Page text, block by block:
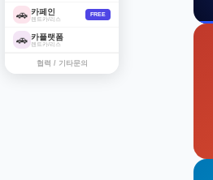
🚗 카페인
렌트카/리스
FREE
🚗 카플랫폼
렌트카/리스
협력 / 기타문의